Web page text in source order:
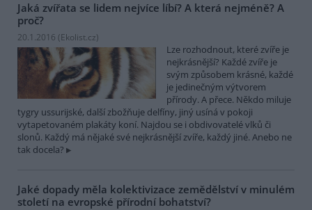
Jaká zvířata se lidem nejvíce líbí? A která nejméně? A
proč?
20.1.2016 (Ekolist.cz)
Lze rozhodnout, které zvíře je
nejkrásnější? Každé zvíře je
svým způsobem krásné, každé
je jedinečným výtvorem
přírody. A přece. Někdo miluje
tygry ussurijské, další zbožňuje delfíny, jiný usíná v pokoji
vytapetovaném plakáty koní. Najdou se i obdivovatelé vlků či
slonů. Každý má nějaké své nejkrásnější zvíře, každý jiné. Anebo ne
tak docela?
Jaké dopady měla kolektivizace zemědělství v minulém
století na evropské přírodní bohatství?